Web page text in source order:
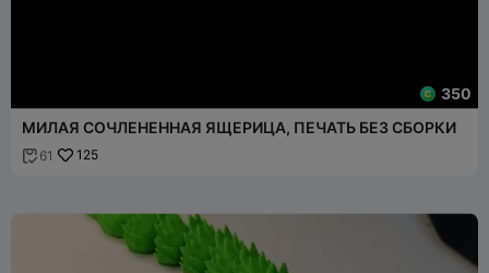
350
МИЛАЯ СОЧЛЕНЕННАЯ ЯЩЕРИЦА, ПЕЧАТЬ БЕЗ СБОРКИ
 61 125